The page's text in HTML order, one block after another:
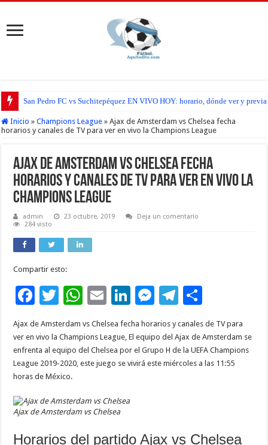
San Pedro FC vs Suchitepéquez EN VIVO HOY: horario, dónde ver y
Inicio » Champions League » Ajax de Amsterdam vs Chelsea fecha
horarios y canales de TV para ver en vivo la Champions League
Ajax de Amsterdam vs Chelsea fecha
horarios y canales de TV para ver en vivo la
Champions League
admin 23 octubre, 2019
Deja un comentario
284 visto
Compartir esto:
F
e
b
o
k
T
wi
tt
er
W
at
sA
p
E
m
ai
l
Li
n
k
e
dI
M
es
se
n
g
T
el
e
gr
a
o
m
p
ar
Ajax de Amsterdam vs Chelsea fecha horarios y canales de TV para
ver en vivo la Champions League, El equipo del Ajax de Amsterdam se
enfrenta al equipo del Chelsea por el Grupo H de la UEFA Champions
League 2019-2020, este juego se vivirá este miércoles a las 11:55
horas de México.
Ajax de Amsterdam vs Chelsea
Horarios del partido Ajax vs Chelsea